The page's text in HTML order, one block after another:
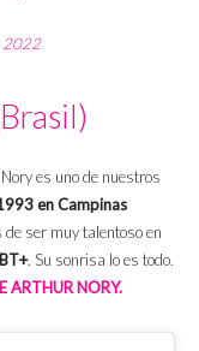
2022
es uno de nuestros
en Campinas
de ser muy talentoso en
. Su sonrisa lo es todo.
ARTHUR NORY.